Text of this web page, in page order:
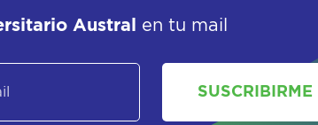
Austral en tu mail
SUSCRIBIRME